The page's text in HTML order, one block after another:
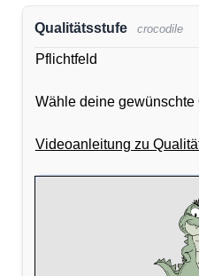
Qualitätsstufe crocodile
Pflichtfeld
Wähle deine gewünschte
Videoanleitung zu